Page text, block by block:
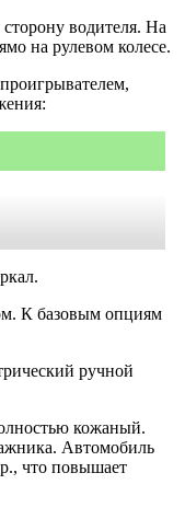
водителя. На
на рулевом колесе.
К базовым опциям
ручной
кожаный.
Автомобиль
что повышает